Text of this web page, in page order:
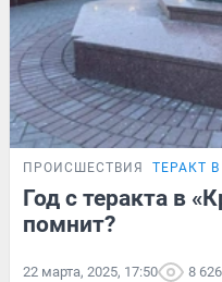
ПРОИСШЕСТВИЯ ТЕРАКТ В
Год с теракта в
помнит?
22 марта, 2025, 17:50 8 626